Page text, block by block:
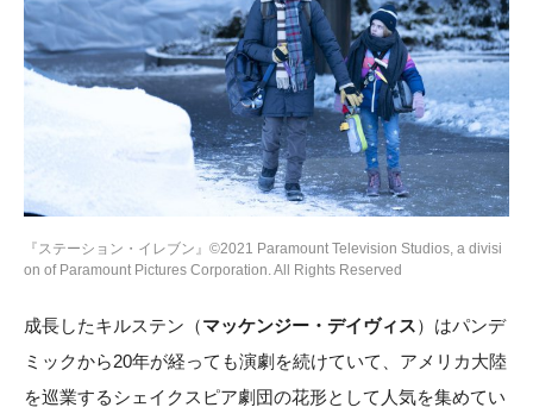
『ステーション・イレブン』©2021 Paramount Television Studios, a divisi
on of Paramount Pictures Corporation. All Rights Reserved
成長したキルステン（マッケンジー・デイヴィス）はパンデ
ミックから20年が経っても演劇を続けていて、アメリカ大陸
を巡業するシェイクスピア劇団の花形として人気を集めてい